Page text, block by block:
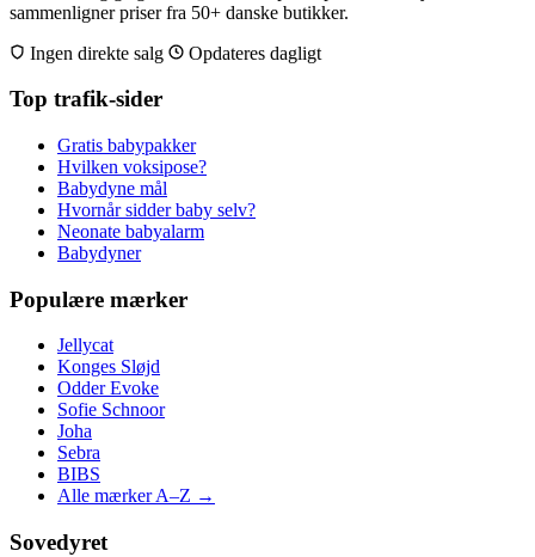
sammenligner priser fra 50+ danske butikker.
Ingen direkte salg
Opdateres dagligt
Top trafik-sider
Gratis babypakker
Hvilken voksipose?
Babydyne mål
Hvornår sidder baby selv?
Neonate babyalarm
Babydyner
Populære mærker
Jellycat
Konges Sløjd
Odder Evoke
Sofie Schnoor
Joha
Sebra
BIBS
Alle mærker A–Z →
Sovedyret